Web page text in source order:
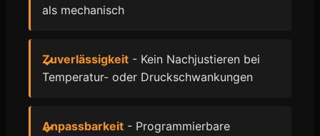
als mechanisch
Zuverlässigkeit - Kein Nachjustieren bei
Temperatur- oder Druckschwankungen
Anpassbarkeit - Programmierbare